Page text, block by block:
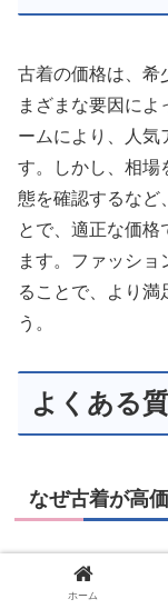
古着の価格は、希
まざまな要因に
ームにより、人気
す。しかし、相場
態を確認するなど
とで、適正な価格
ます。ファッシ
ることで、より満
う。
よくある
なぜ古着が高
古着の価格は、
アイテムの状態
ホーム